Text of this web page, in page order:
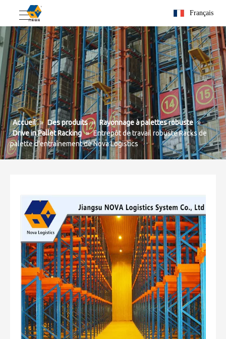
Français
Accueil » Des produits » Rayonnage à palettes robuste »
Drive in Pallet Racking » Entrepôt de travail robuste Racks de
palette d'entraînement de Nova Logistics